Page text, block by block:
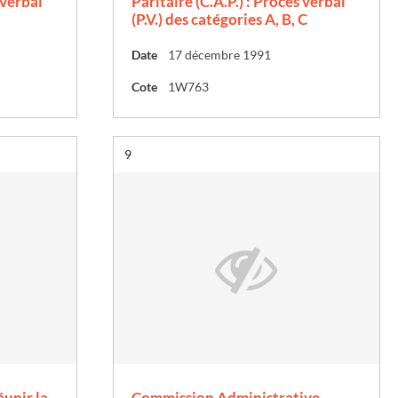
(P.V.) des catégories A, B, C
Date 17 décembre 1991
Cote 1W763
Résultat n°
9